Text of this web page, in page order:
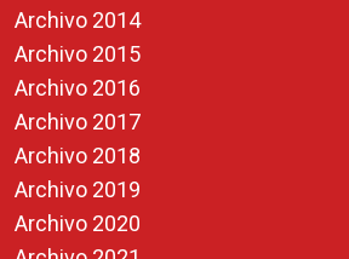
Archivo 2014
Archivo 2015
Archivo 2016
Archivo 2017
Archivo 2018
Archivo 2019
Archivo 2020